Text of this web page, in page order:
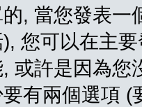
, 當您發表
您可以在主
或許是因為
有兩個選項